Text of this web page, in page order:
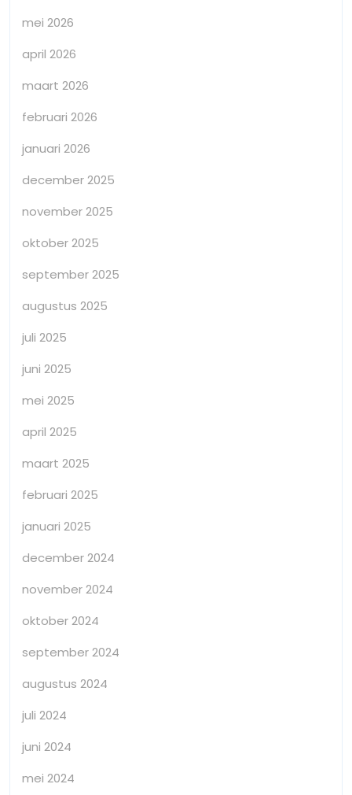
mei 2026
april 2026
maart 2026
februari 2026
januari 2026
december 2025
november 2025
oktober 2025
september 2025
augustus 2025
juli 2025
juni 2025
mei 2025
april 2025
maart 2025
februari 2025
januari 2025
december 2024
november 2024
oktober 2024
september 2024
augustus 2024
juli 2024
juni 2024
mei 2024